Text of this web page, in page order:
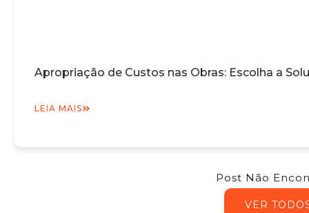
Apropriação de Custos nas Obras: Escolha a
LEIA MAIS
Post Não
VER